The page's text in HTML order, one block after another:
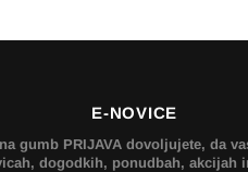
E-NOVICE
gumb PRIJAVA dovoljujete, da
dogodkih, ponudbah, akcijah